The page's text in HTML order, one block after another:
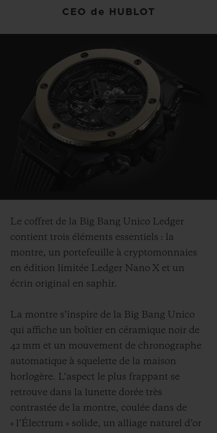
CEO de HUBLOT
Le coffret de la Big Bang Unico Ledger
contient trois éléments essentiels : la
montre, un portefeuille à cryptomonnaies
en édition limitée Ledger Nano X et un
écrin original en saphir.
La montre s’inspire de la Big Bang Unico
qui affiche un boîtier en céramique noir de
42 mm et un mouvement de chronographe
automatique à squelette de la maison
horlogère. L’aspect le plus frappant se
retrouve dans la lunette dorée très
contrastée de la montre, coulée dans de
« l’Électrum » solide, un alliage naturel d’or